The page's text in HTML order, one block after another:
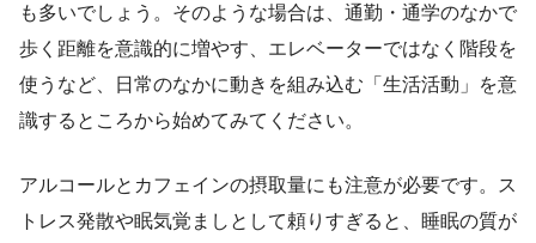
も多いでしょう。そのような場合は、通勤・通学のなかで
歩く距離を意識的に増やす、エレベーターではなく階段を
使うなど、日常のなかに動きを組み込む「生活活動」を意
識するところから始めてみてください。
アルコールとカフェインの摂取量にも注意が必要です。ス
トレス発散や眠気覚ましとして頼りすぎると、睡眠の質が